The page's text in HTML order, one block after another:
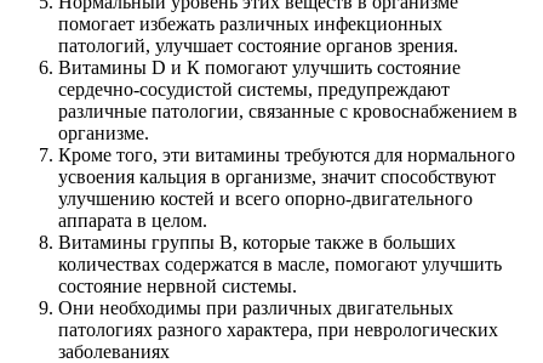
помогает избежать различных инфекционных
патологий, улучшает состояние органов зрения.
Витамины D и К помогают улучшить состояние
сердечно-сосудистой системы, предупреждают
различные патологии, связанные с кровоснабжением в
организме.
Кроме того, эти витамины требуются для нормального
усвоения кальция в организме, значит способствуют
улучшению костей и всего опорно-двигательного
аппарата в целом.
Витамины группы В, которые также в больших
количествах содержатся в масле, помогают улучшить
состояние нервной системы.
Они необходимы при различных двигательных
патологиях разного характера, при неврологических
заболеваниях